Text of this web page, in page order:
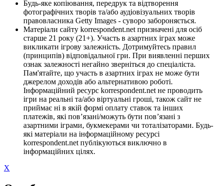
Будь-яке копіювання, передрук та відтворення
фотографічних творів та/або аудіовізуальних творів
правовласника Getty Images - суворо забороняється.
Матеріали сайту korrespondent.net призначені для осіб
старше 21 року (21+). Участь в азартних іграх може
викликати ігрову залежність. Дотримуйтесь правил
(принципів) відповідальної гри. При виявленні перших
ознак залежності негайно зверніться до спеціаліста.
Пам'ятайте, що участь в азартних іграх не може бути
джерелом доходів або альтернативою роботі.
Інформаційний ресурс korrespondent.net не проводить
ігри на реальні та/або віртуальні гроші, також сайт не
приймає ні в якій формі оплату ставок та інших
платежів, які пов’язані/можуть бути пов’язані з
азартними іграми, букмекерами чи тоталізаторами. Будь-
які матеріали на інформаційному ресурсі
korrespondent.net публікуються виключно в
інформаційних цілях.
X